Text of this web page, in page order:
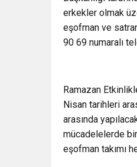
erkekler olmak
eşofman ve
90 69 numaralı
Ramazan
Nisan tarihleri
arasında
mücadelelerde
eşofman takımı